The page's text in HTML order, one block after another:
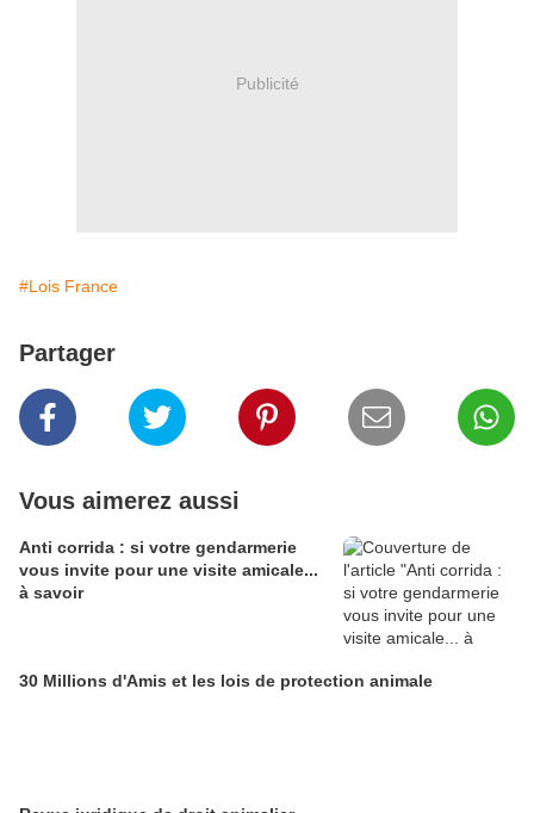
Publicité
#Lois France
Partager
Vous aimerez aussi
Anti corrida : si votre gendarmerie
vous invite pour une visite amicale...
à savoir
30 Millions d'Amis et les lois de protection animale